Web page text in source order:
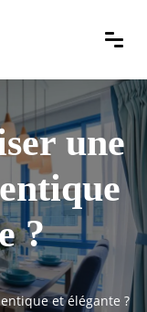
une
?
et élégante ?